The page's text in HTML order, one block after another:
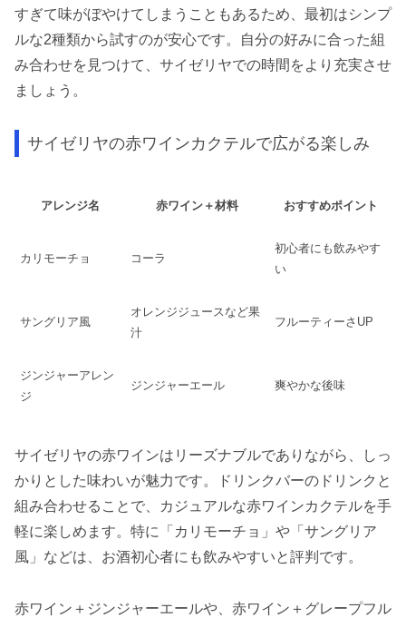
すぎて味がぼやけてしまうこともあるため、最初はシンプ
ルな2種類から試すのが安心です。自分の好みに合った組
み合わせを見つけて、サイゼリヤでの時間をより充実させ
ましょう。
サイゼリヤの赤ワインカクテルで広がる楽しみ
アレンジ名 赤ワイン＋材料 おすすめポイント
カリモーチョ コーラ
初心者にも飲みやす
い
サングリア風
オレンジジュースなど果
汁
フルーティーさUP
ジンジャーアレン
ジ
ジンジャーエール 爽やかな後味
サイゼリヤの赤ワインはリーズナブルでありながら、しっ
かりとした味わいが魅力です。ドリンクバーのドリンクと
組み合わせることで、カジュアルな赤ワインカクテルを手
軽に楽しめます。特に「カリモーチョ」や「サングリア
風」などは、お酒初心者にも飲みやすいと評判です。
赤ワイン＋ジンジャーエールや、赤ワイン＋グレープフル